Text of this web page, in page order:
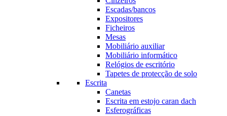
Escadas/bancos
Expositores
Ficheiros
Mesas
Mobiliário auxiliar
Mobiliário informático
Relógios de escritório
Tapetes de protecção de solo
Escrita
Canetas
Escrita em estojo caran dach
Esferográficas